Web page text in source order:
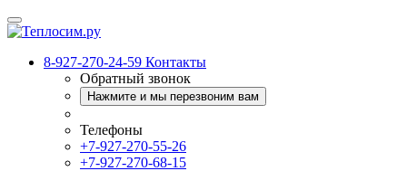
8-927-270-24-59 Контакты
Обратный звонок
Нажмите и мы перезвоним вам
Телефоны
+7-927-270-55-26
+7-927-270-68-15